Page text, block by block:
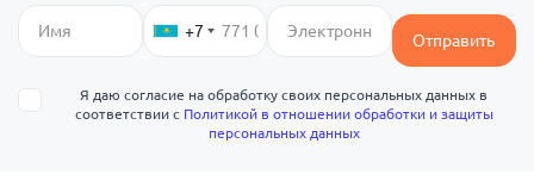
+7 Отправить
Я даю согласие на обработку своих персональных данных в
соответствии с Политикой в отношении обработки и защиты
персональных данных